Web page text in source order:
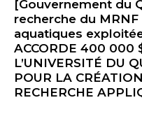
[Gouvernement du
recherche du
aquatiques
ACCORDE 400 000
L’UNIVERSITÉ DU
POUR LA
RECHERCHE